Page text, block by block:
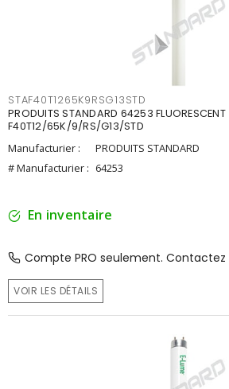
STAF40T1265K9RSG13STD
PRODUITS STANDARD 64253 FLUORESCENT
F40T12/65K/9/RS/G13/STD
Manufacturier :
PRODUITS STANDARD
# Manufacturier : 64253
En inventaire
Compte PRO seulement.
VOIR LES DÉTAILS